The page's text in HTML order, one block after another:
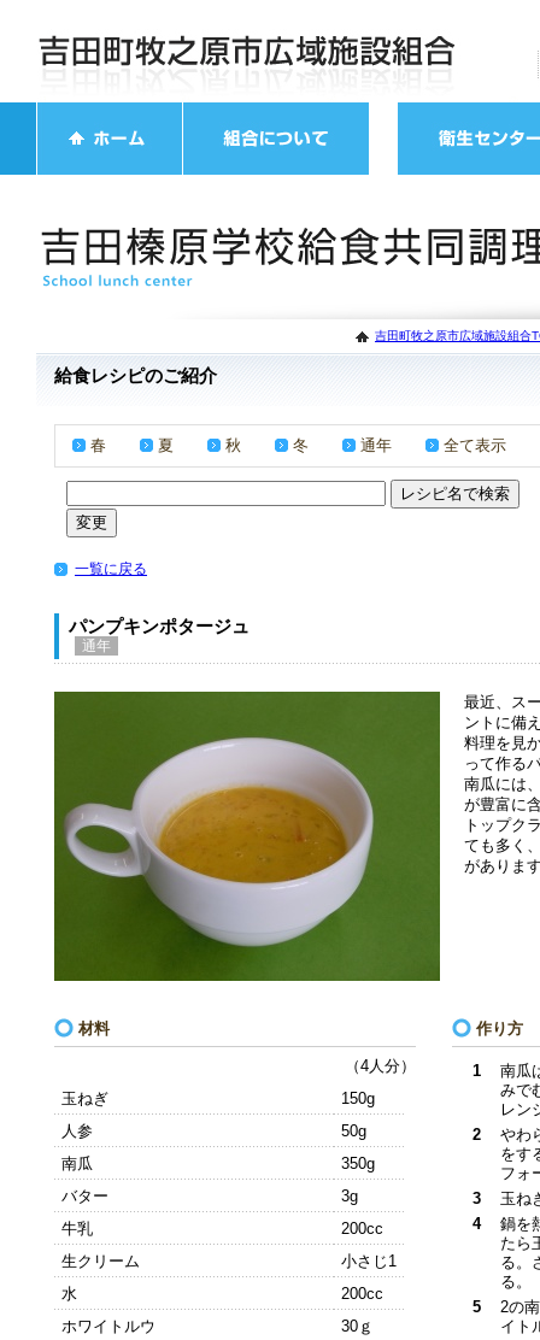
吉田町牧之原市広域施設組合
給食レシピのご紹介
春 夏 秋 冬 通年 全て表示
一覧に戻る
パンプキンポタージュ
通年
最近、ス
ントに備
料理を見
って作る
南瓜には
が豊富に
トップク
ても多く
がありま
材料
（4人分）
玉ねぎ
150g
人参
50g
南瓜
350g
バター
3g
牛乳
200cc
生クリーム
小さじ1
水
200cc
ホワイトルウ
30ｇ
作り方
1
南瓜
みで
レン
2
やわ
をす
フォ
3
玉ね
4
鍋を
たら
る。
る。
5
2の
イト